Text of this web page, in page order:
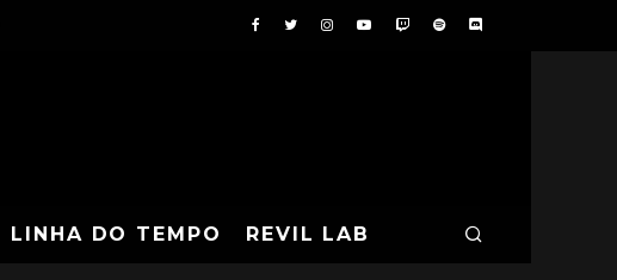
LINHA DO TEMPO REVIL LAB